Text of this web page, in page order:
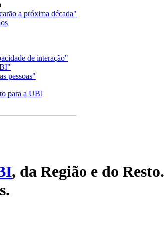
a próxima década"
de interação"
pessoas"
para a UBI
, da Região e do Resto.